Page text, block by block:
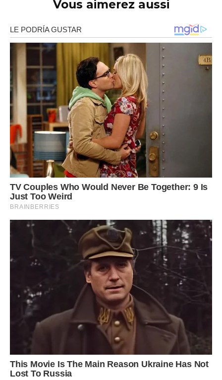
Vous aimerez aussi